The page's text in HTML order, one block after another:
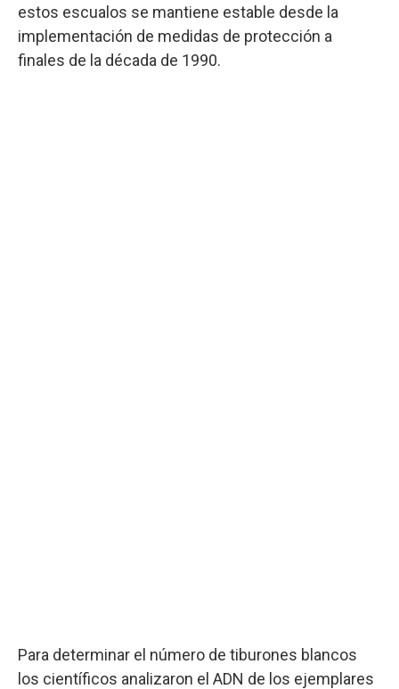
estos escualos se mantiene estable desde la
implementación de medidas de protección a
finales de la década de 1990.
Para determinar el número de tiburones blancos
los científicos analizaron el ADN de los ejemplares